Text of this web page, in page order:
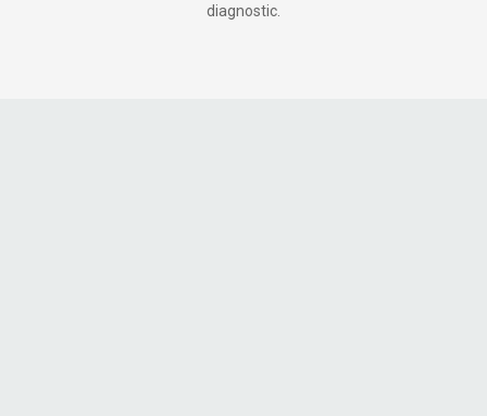
diagnostic.